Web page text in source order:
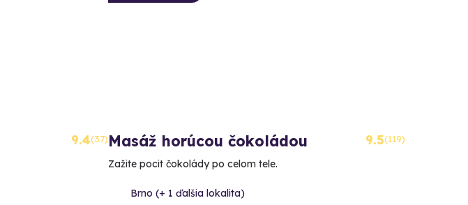
9.4(37)Masáž horúcou čokoládou 9.5(119)
Zažite pocit čokolády po celom tele.
Brno (+ 1 ďalšia lokalita)